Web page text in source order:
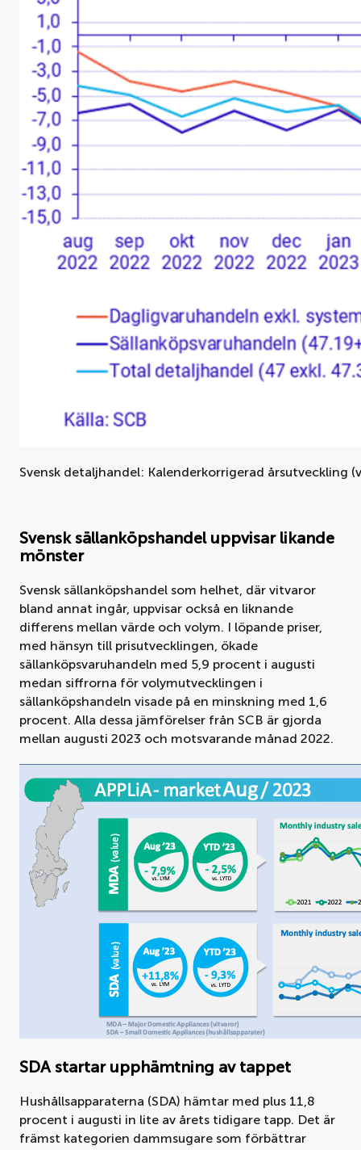
Svensk detaljhandel: Kalenderkorrigerad årsutveckling
Svensk sällanköpshandel uppvisar likande
mönster
Svensk sällanköpshandel som helhet, där vitvaror
bland annat ingår, uppvisar också en liknande
differens mellan värde och volym. I löpande priser,
med hänsyn till prisutvecklingen, ökade
sällanköpsvaruhandeln med 5,9 procent i augusti
medan siffrorna för volymutvecklingen i
sällanköpshandeln visade på en minskning med 1,6
procent. Alla dessa jämförelser från SCB är gjorda
mellan augusti 2023 och motsvarande månad 2022.
SDA startar upphämtning av tappet
Hushållsapparaterna (SDA) hämtar med plus 11,8
procent i augusti in lite av årets tidigare tapp. Det är
främst kategorien dammsugare som förbättrar